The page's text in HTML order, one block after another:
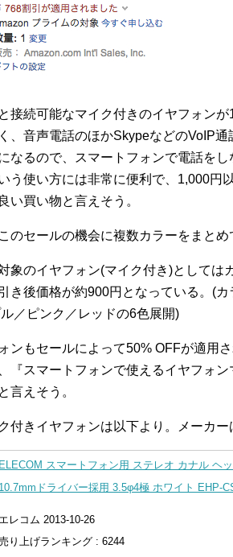
接続可能なマイク付きのイヤフォン
、音声電話のほかSkypeなどのVoIP
なるので、スマートフォンで電話を
う使い方には非常に便利で、1,000円
い買い物と言えそう。
のセールの機会に複数カラーをまと
象のイヤフォン(マイク付き)としては
き後価格が約900円となっている。(
／ピンク／レッドの6色展開)
ンもセールによって50% OFFが適用
『スマートフォンで使えるイヤフォ
言えそう。
付きイヤフォンは以下より。メーカー
ELECOM スマートフォン用 ステレオ カナル ヘ
10.7mmドライバー採用 3.5φ4極 ホワイト EHP-
エレコム 2013-10-26
り上げランキング : 6244